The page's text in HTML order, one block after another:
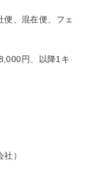
便、混在便、フェ
円、以降1キ
）